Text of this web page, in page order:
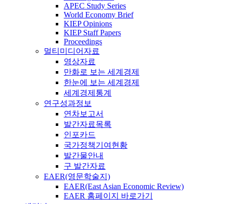
APEC Study Series
World Economy Brief
KIEP Opinions
KIEP Staff Papers
Proceedings
멀티미디어자료
영상자료
만화로 보는 세계경제
한눈에 보는 세계경제
세계경제통계
연구성과정보
연차보고서
발간자료목록
인포카드
국가정책기여현황
발간물안내
구 발간자료
EAER(영문학술지)
EAER(East Asian Economic Review)
EAER 홈페이지 바로가기